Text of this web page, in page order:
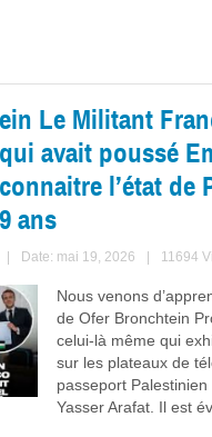
Le Militant
avait poussé
l’état de
ans
Date: mai 19, 2026 11694
Nous venons
de Ofer Bronchtein
celui-là même qui
sur les plateaux de
passeport
Yasser Arafat. Il est